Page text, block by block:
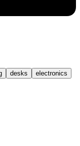
desks electronics